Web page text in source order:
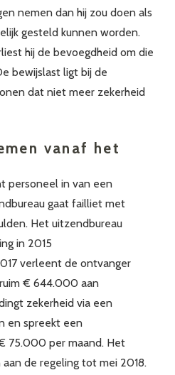
nemen dan hij zou doen als
gesteld kunnen worden.
hij de bevoegdheid om die
bewijslast ligt bij de
dat niet meer zekerheid
vanaf het
personeel in van een
gaat failliet met
Het uitzendbureau
in 2015
verleent de ontvanger
€ 644.000 aan
zekerheid via een
en spreekt een
75.000 per maand. Het
de regeling tot mei 2018.